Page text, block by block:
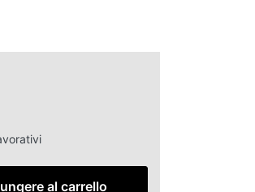
al carrello